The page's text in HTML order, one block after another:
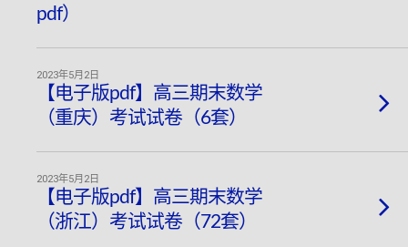
pdf）
2023年5月2日
【电子版pdf】高三期末数学
（重庆）考试试卷（6套）
2023年5月2日
【电子版pdf】高三期末数学
（浙江）考试试卷（72套）